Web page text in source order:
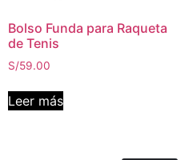
Bolso Funda para Raqueta
de Tenis
S/59.00
Leer más